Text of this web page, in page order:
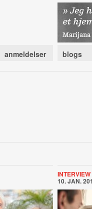
anmeldelser blogs
INTERVIEW
10. JAN.